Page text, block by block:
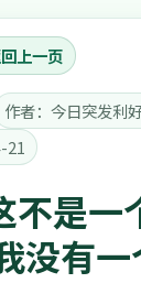
上一页
作者：今日突发利
21
不是一
没有